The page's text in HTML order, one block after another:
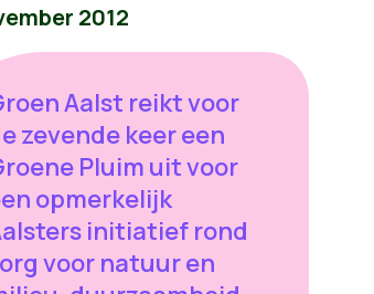
2012
Aalst reikt voor
zevende keer een
Pluim uit voor
opmerkelijk
initiatief rond
voor natuur en